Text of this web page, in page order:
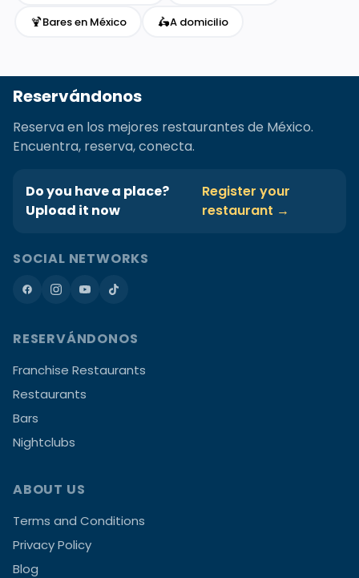
🍹Bares en México 🛵A domicilio
Reservándonos
Reserva en los mejores restaurantes de México.
Encuentra, reserva, conecta.
Do you have a place?
Upload it now
Register your
restaurant →
SOCIAL NETWORKS
RESERVÁNDONOS
Franchise Restaurants
Restaurants
Bars
Nightclubs
ABOUT US
Terms and Conditions
Privacy Policy
Blog